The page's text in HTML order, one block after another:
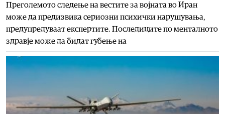
Преголемото следење на вестите за војната во Иран
може да предизвика сериозни психички нарушувања,
предупредуваат експертите. Последиците по менталното
здравје може да бидат губење на